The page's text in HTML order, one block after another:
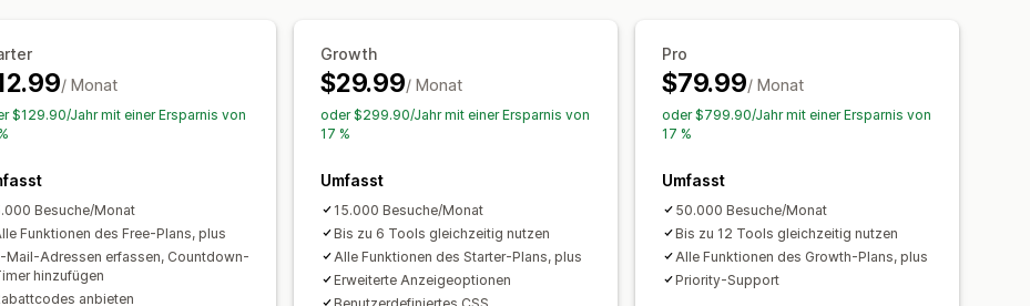
Trigger und Regeln
Geolokalisierung
Conversion-Raten
/ Monat
$129.90/Jahr mit einer Ersparnis von
Besuche/Monat
Funktionen des Free-Plans, plus
Mail-Adressen erfassen, Countdown-
hinzufügen
anbieten
Growth
$29.99/ Monat
oder $299.90/Jahr mit einer Ersparnis von
17 %
Umfasst
15.000 Besuche/Monat
Bis zu 6 Tools gleichzeitig nutzen
Alle Funktionen des Starter-Plans, plus
Erweiterte Anzeigeoptionen
Pro
$79.99/ Monat
oder $799.90/Jahr mit einer Ersparnis von
17 %
Umfasst
50.000 Besuche/Monat
Bis zu 12 Tools gleichzeitig nutzen
Alle Funktionen des Growth-Plans, plus
Priority-Support